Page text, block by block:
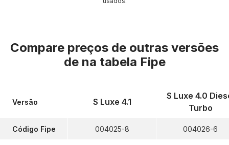
Compare preços de outras versões
de na tabela Fipe
Versão
Código Fipe
S Luxe 4.1
004025-8
S Luxe 4.0
Turbo
004026-6